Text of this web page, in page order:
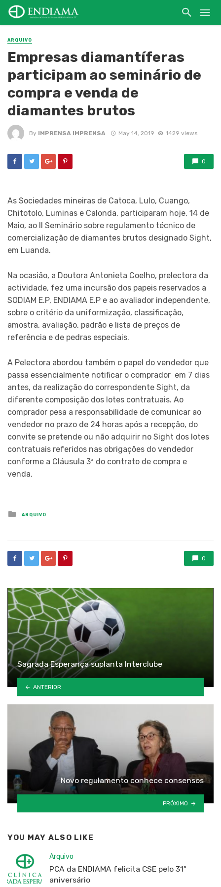
ARQUIVO
Empresas diamantíferas
participam ao seminário de
compra e venda de
diamantes brutos
By IMPRENSA IMPRENSA May 14, 2019 1429 views
0
As Sociedades mineiras de Catoca, Lulo, Cuango,
Chitotolo, Luminas e Calonda, participaram hoje, 14 de
Maio, ao II Seminário sobre regulamento técnico de
comercialização de diamantes brutos designado Sight,
em Luanda.
Na ocasião, a Doutora Antonieta Coelho, prelectora da
actividade, fez uma incursão dos papeis reservados a
SODIAM E.P, ENDIAMA E.P e ao avaliador independente,
sobre o critério da uniformização, classificação,
amostra, avaliação, padrão e lista de preços de
referência e de pedras especiais.
A Pelectora abordou também o papel do vendedor que
passa essencialmente notificar o comprador em 7 dias
antes, da realização do correspondente Sight, da
diferente composição dos lotes contratuais. Ao
comprador pesa a responsabilidade de comunicar ao
vendedor no prazo de 24 horas após a recepção, do
convite se pretende ou não adquirir no Sight dos lotes
contratuais referidos nas obrigações do vendedor
conforme a Cláusula 3ª do contrato de compra e
venda.
Posted
in
ARQUIVO
0
Sagrada Esperança suplanta Interclube
ANTERIOR
Novo regulamento conhece consensos
PRÓXIMO
YOU MAY ALSO LIKE
Arquivo
PCA da ENDIAMA felicita CSE pelo 31º
aniversário